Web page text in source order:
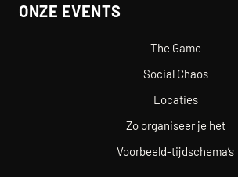
ONZE EVENTS
The Game
Social Chaos
Locaties
Zo organiseer je het
Voorbeeld-tijdschema’s